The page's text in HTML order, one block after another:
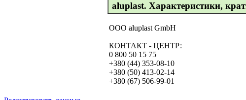
aluplast. Характеристики,
ООО aluplast GmbH
КОНТАКТ - ЦЕНТР:
0 800 50 15 75
+380 (44) 353-08-10
+380 (50) 413-02-14
+380 (67) 506-99-01